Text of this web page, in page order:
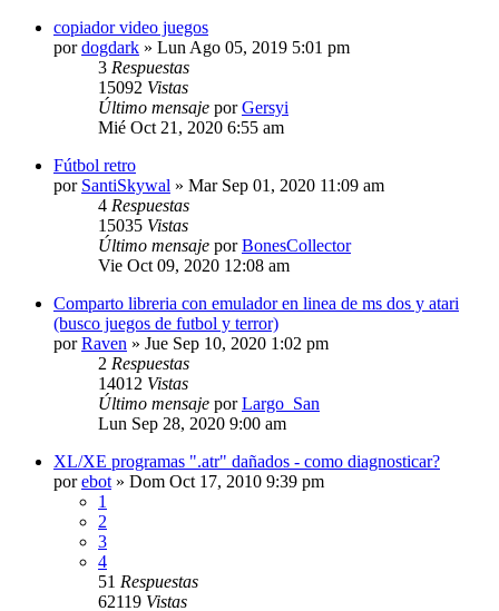
copiador video juegos
pordogdark » Lun Ago 05, 2019 5:01 pm
3 Respuestas
15092 Vistas
Último mensaje porGersyi
Mié Oct 21, 2020 6:55 am
Fútbol retro
por SantiSkywal » Mar Sep 01, 2020 11:09 am
4 Respuestas
15035 Vistas
Último mensaje porBonesCollector
Vie Oct 09, 2020 12:08 am
Comparto libreria con emulador en linea de ms dos y atari
(busco juegos de futbol y terror)
porRaven » Jue Sep 10, 2020 1:02 pm
2 Respuestas
14012 Vistas
Último mensaje porLargo_San
Lun Sep 28, 2020 9:00 am
XL/XE programas ".atr" dañados - como diagnosticar?
porebot » Dom Oct 17, 2010 9:39 pm
1
2
3
4
51 Respuestas
62119 Vistas